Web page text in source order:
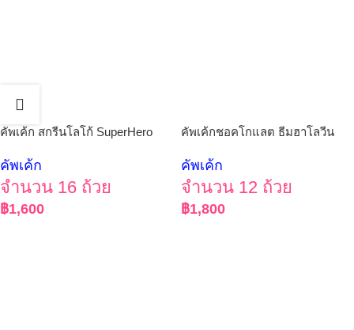
คัพเค้ก สกรีนโลโก้ SuperHero
คัพเค้ก
จำนวน 16 ถ้วย
฿1,600
คัพเค้กชอคโกแลต ธีมฮาโลวีน
คัพเค้ก
จำนวน 12 ถ้วย
฿1,800